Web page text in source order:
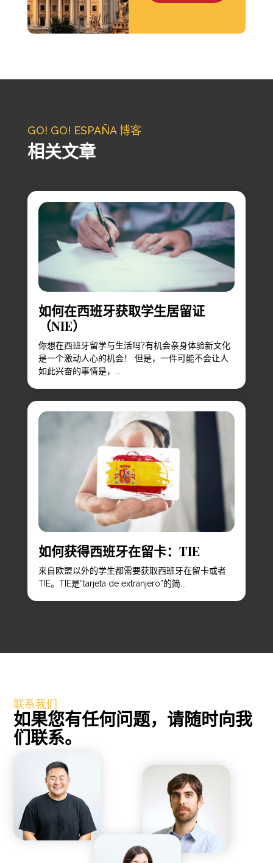
GO! GO! ESPAÑA 博客
相关文章
如何在西班牙获取学生居留证
（NIE）
你想在西班牙留学与生活吗?有机会亲身体验新文化
是一个激动人心的机会！ 但是，一件可能不会让人
如此兴奋的事情是，...
如何获得西班牙在留卡：TIE
来自欧盟以外的学生都需要获取西班牙在留卡或者
TIE。TIE是“tarjeta de extranjero”的简...
联系我们
如果您有任何问题，请随时向我
们联系。